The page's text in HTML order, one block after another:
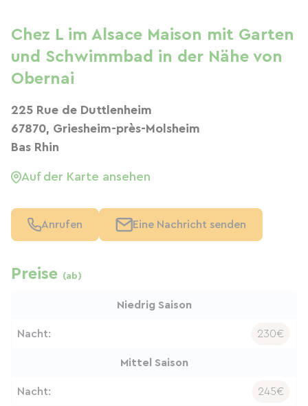
Chez L im Alsace Maison mit Garten
und Schwimmbad in der Nähe von
Obernai
225 Rue de Duttlenheim
67870, Griesheim-près-Molsheim
Bas Rhin
Auf der Karte ansehen
Anrufen Eine Nachricht senden
Preise (ab)
Niedrig Saison
Nacht: 230€
Mittel Saison
Nacht: 245€